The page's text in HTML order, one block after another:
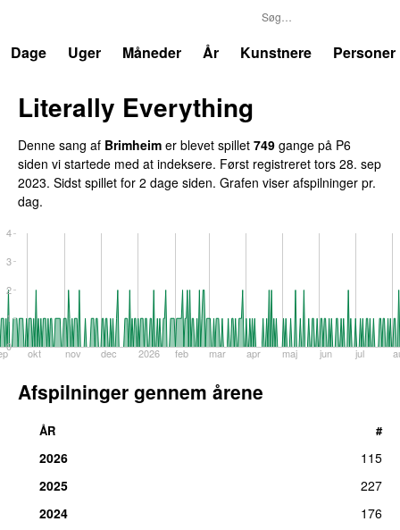
Dage
Uger Måneder År Kunstnere Personer
Literally Everything
Denne sang af Brimheim er blevet spillet 749 gange på P6
siden vi startede med at indeksere. Først registreret tors 28. sep
2023. Sidst spillet for 2 dage siden. Grafen viser afspilninger pr.
dag.
okt nov dec 2026 feb mar apr maj jun jul
0
1
2
3
4
Afspilninger gennem årene
ÅR #
2026
115
2025
227
2024
176